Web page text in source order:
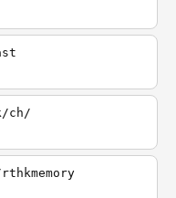
ch/